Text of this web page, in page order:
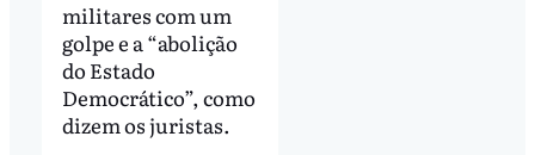
militares com um
golpe e a “abolição
do Estado
Democrático”, como
dizem os juristas.